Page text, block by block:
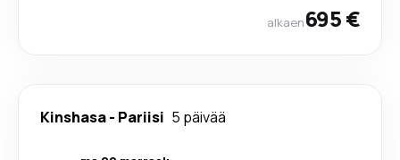
alkaen695 €
Kinshasa- Pariisi 5 päivää